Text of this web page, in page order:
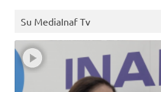
Su MediaInaf Tv